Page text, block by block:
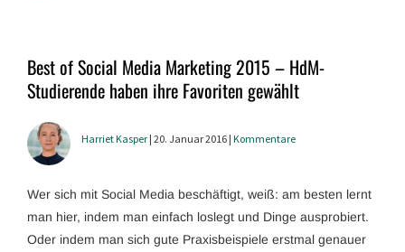
Best of Social Media Marketing 2015 – HdM-
Studierende haben ihre Favoriten gewählt
Harriet Kasper | 20. Januar 2016 | Kommentare
Wer sich mit Social Media beschäftigt, weiß: am besten lernt
man hier, indem man einfach loslegt und Dinge ausprobiert.
Oder indem man sich gute Praxisbeispiele erstmal genauer